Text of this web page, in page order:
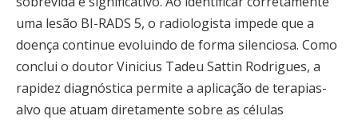
uma lesão BI-RADS 5, o radiologista impede que a
doença continue evoluindo de forma silenciosa. Como
conclui o doutor Vinicius Tadeu Sattin Rodrigues, a
rapidez diagnóstica permite a aplicação de terapias-
alvo que atuam diretamente sobre as células